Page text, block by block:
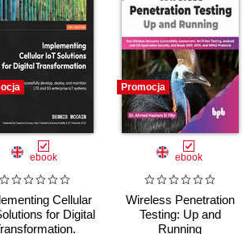
ebook
Cellular
for Digital
Promocja
ebook
Wireless Penetration
Testing: Up and
Running